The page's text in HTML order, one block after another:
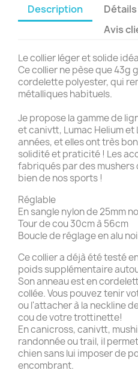
Description
Avis
Le collier léger et solide
Ce collier ne pèse que 43g
cordelette polyester, qui
métalliques habituels.
Je propose la gamme de
et canivtt, Lumac Helium
années, et elles ont très
solidité et praticité ! Les
fabriqués par des mushers
bien de nos sports !
Réglable
En sangle nylon de 25mm
Tour de cou 30cm à 56cm
Boucle de réglage en alu
Ce collier a déjà été testé
poids supplémentaire
Son anneau est en
collée. Vous pouvez tenir
ou l'attacher à la neckline
cou de votre trottinette!
En canicross, canivtt,
randonnée ou trail, il
chien sans lui imposer de
encombrant.